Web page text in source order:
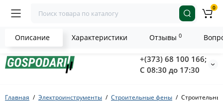
+(373) 68 100 166;
С 08:30 до 17:30
0
Главная Электроинструменты Строительные фены
Описание Характеристики Отзывы 0